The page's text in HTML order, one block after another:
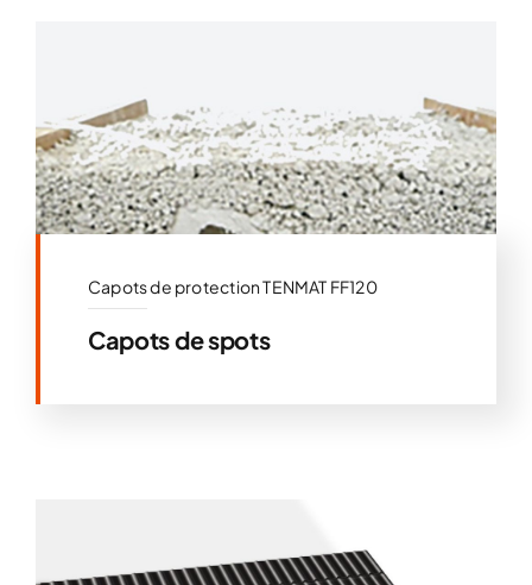
Capots de protection TENMAT FF120
Capots de spots